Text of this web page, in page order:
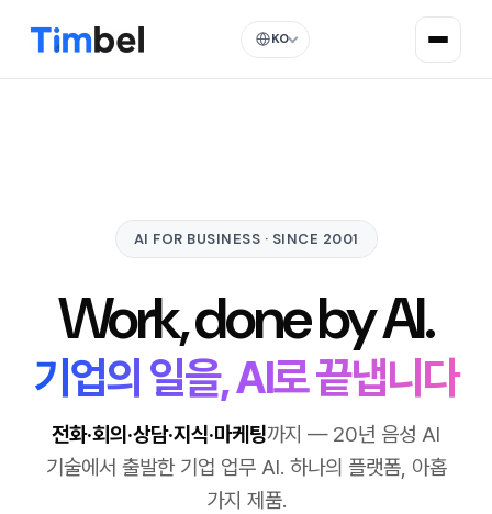
KO
AI FOR BUSINESS · SINCE 2001
Work, done by AI.
기업의 일을, AI로 끝냅니다
전화·회의·상담·지식·마케팅까지 — 20년 음성 AI
기술에서 출발한 기업 업무 AI. 하나의 플랫폼, 아홉
가지 제품.